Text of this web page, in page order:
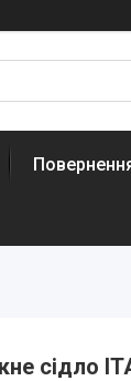
сідло